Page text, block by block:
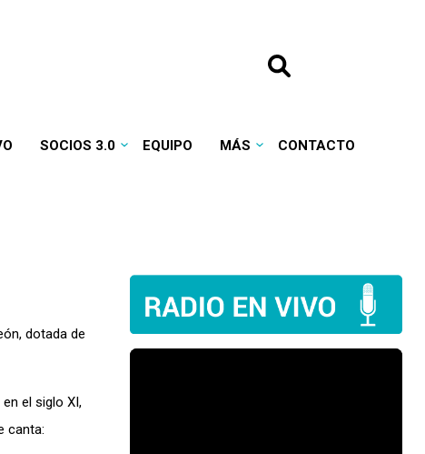
SOCIOS 3.0 EQUIPO MÁS CONTACTO
dotada de
el siglo XI,
canta: